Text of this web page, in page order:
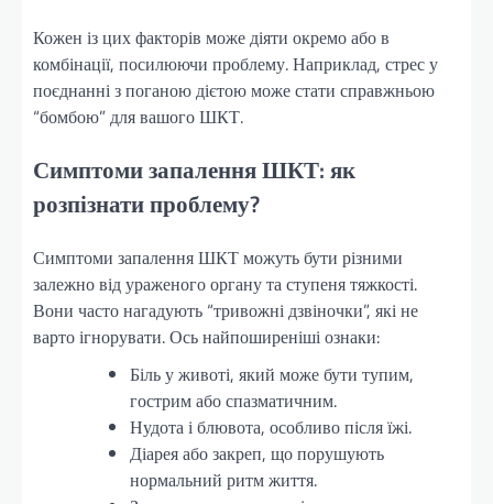
Кожен із цих факторів може діяти окремо або в
комбінації, посилюючи проблему. Наприклад, стрес у
поєднанні з поганою дієтою може стати справжньою
“бомбою” для вашого ШКТ.
Симптоми запалення ШКТ: як
розпізнати проблему?
Симптоми запалення ШКТ можуть бути різними
залежно від ураженого органу та ступеня тяжкості.
Вони часто нагадують “тривожні дзвіночки”, які не
варто ігнорувати. Ось найпоширеніші ознаки:
Біль у животі, який може бути тупим,
гострим або спазматичним.
Нудота і блювота, особливо після їжі.
Діарея або закреп, що порушують
нормальний ритм життя.